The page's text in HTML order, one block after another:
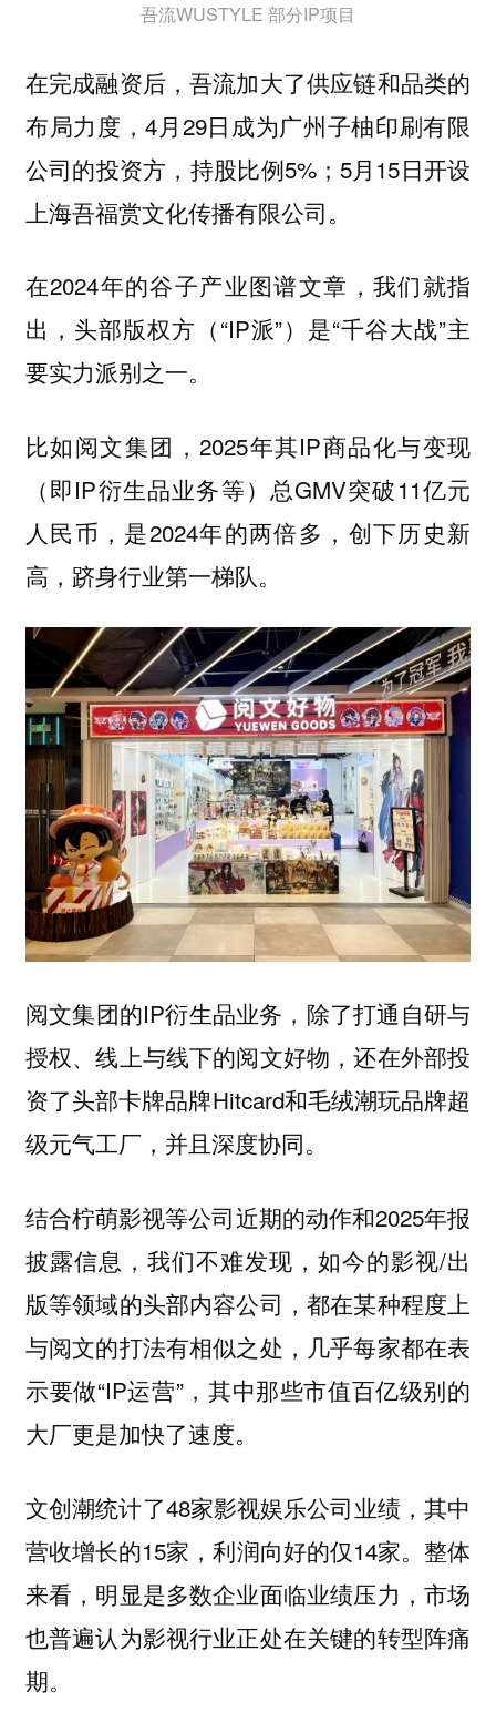
吾流WUSTYLE 部分IP项目
在完成融资后，吾流加大了供应链和品类的
布局力度，4月29日成为广州子柚印刷有限
公司的投资方，持股比例5%；5月15日开设
上海吾福赏文化传播有限公司。
在2024年的谷子产业图谱文章，我们就指
出，头部版权方（“IP派”）是“千谷大战”主
要实力派别之一。
比如阅文集团，2025年其IP商品化与变现
（即IP衍生品业务等）总GMV突破11亿元
人民币，是2024年的两倍多，创下历史新
高，跻身行业第一梯队。
阅文集团的IP衍生品业务，除了打通自研与
授权、线上与线下的阅文好物，还在外部投
资了头部卡牌品牌Hitcard和毛绒潮玩品牌超
级元气工厂，并且深度协同。
结合柠萌影视等公司近期的动作和2025年报
披露信息，我们不难发现，如今的影视/出
版等领域的头部内容公司，都在某种程度上
与阅文的打法有相似之处，几乎每家都在表
示要做“IP运营”，其中那些市值百亿级别的
大厂更是加快了速度。
文创潮统计了48家影视娱乐公司业绩，其中
营收增长的15家，利润向好的仅14家。整体
来看，明显是多数企业面临业绩压力，市场
也普遍认为影视行业正处在关键的转型阵痛
期。